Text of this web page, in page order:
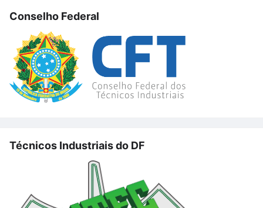
Conselho Federal
Técnicos Industriais do DF